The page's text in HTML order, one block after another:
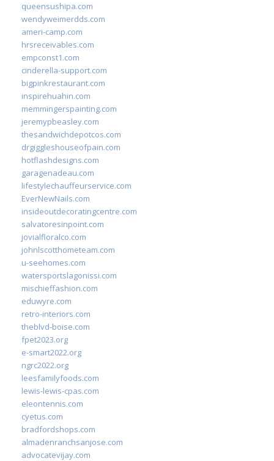
queensushipa.com
wendyweimerdds.com
ameri-camp.com
hrsreceivables.com
empconst1.com
cinderella-support.com
bigpinkrestaurant.com
inspirehuahin.com
memmingerspainting.com
jeremypbeasley.com
thesandwichdepotcos.com
drgiggleshouseofpain.com
hotflashdesigns.com
garagenadeau.com
lifestylechauffeurservice.com
EverNewNails.com
insideoutdecoratingcentre.com
salvatoresinpoint.com
jovialfloralco.com
johnlscotthometeam.com
u-seehomes.com
watersportslagonissi.com
mischieffashion.com
eduwyre.com
retro-interiors.com
theblvd-boise.com
fpet2023.org
e-smart2022.org
ngrc2022.org
leesfamilyfoods.com
lewis-lewis-cpas.com
eleontennis.com
cyetus.com
bradfordshops.com
almadenranchsanjose.com
advocatevijay.com